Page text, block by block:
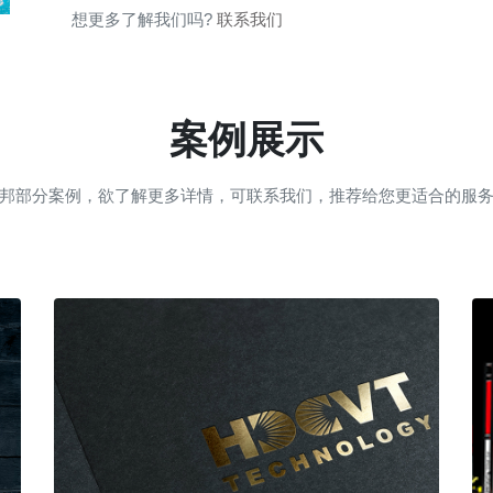
想更多了解我们吗? 联系我们
案例展示
部分案例，欲了解更多详情，可联系我们，推荐给您更适合的服